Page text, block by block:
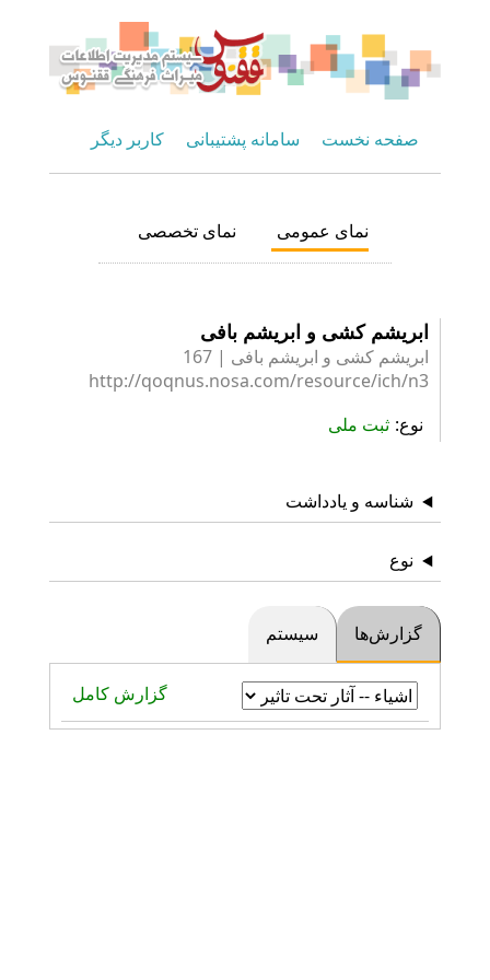
صفحه نخست سامانه پشتیبانی کاربر دیگر
نمای عمومی نمای تخصصی
ابریشم کشی و ابریشم بافی
ابریشم کشی و ابریشم بافی | 167
http://qoqnus.nosa.com/resource/ich/n3
نوع ثبت ملی
شناسه و یادداشت
نوع
گزارش‌ها سیستم
گزارش کامل